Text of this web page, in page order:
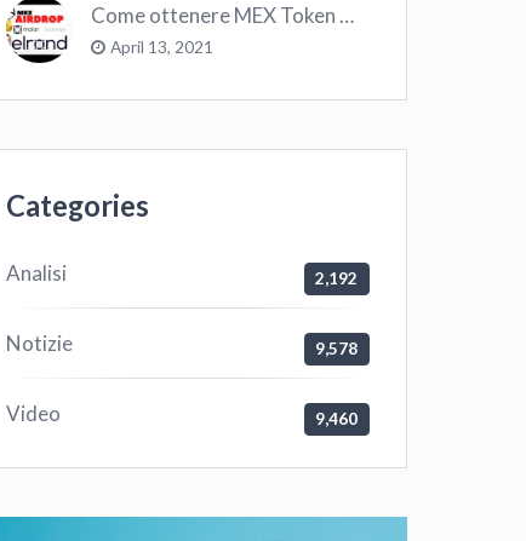
Come ottenere MEX Token GRATIS su Elrond ?
April 13, 2021
Categories
Analisi 2,192
Notizie 9,578
Video 9,460